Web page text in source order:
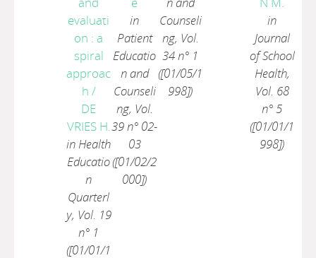
evaluati
on : a
spiral
approac
h /
DE
VRIES H.
in Health
Educatio
n
Quarterl
y, Vol. 19
n° 1
([01/01/1
in
Patient
Educatio
n and
Counseli
ng, Vol.
39 n° 02-
03
([01/02/2
000])
Counseli
ng, Vol.
34 n° 1
([01/05/1
998])
in
Journal
of School
Health,
Vol. 68
n° 5
([01/01/1
998])